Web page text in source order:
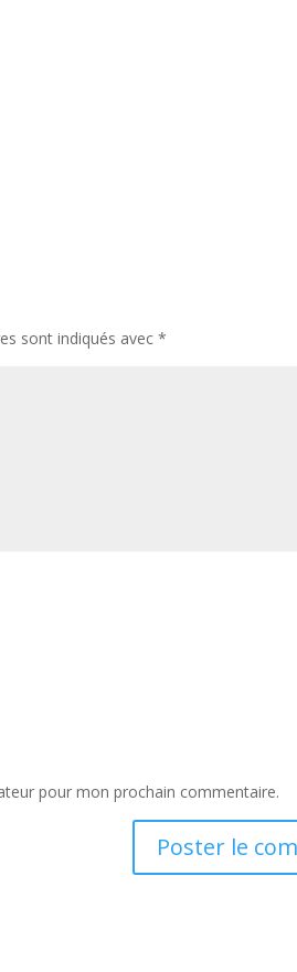
sont indiqués avec*
pour mon prochain commentaire.